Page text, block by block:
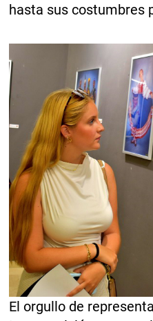
hasta sus costumbres
El orgullo de